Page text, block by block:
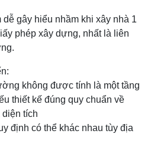
dễ gây hiểu nhầm khi xây nhà 1
phép xây dựng, nhất là liên
không được tính là một tầng
thiết kế đúng quy chuẩn về
tích
định có thể khác nhau tùy địa